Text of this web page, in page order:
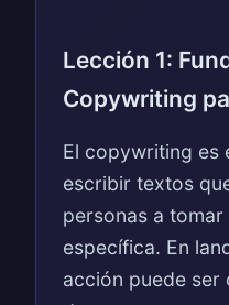
Lección 1:
Copywriting
El copywriting es
escribir textos
personas a tomar
específica. En
acción puede ser